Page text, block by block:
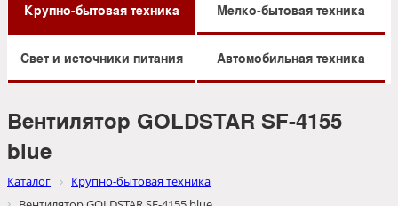
Крупно-бытовая техника Мелко-бытовая техника
Свет и источники питания Автомобильная техника
Вентилятор GOLDSTAR SF-4155
blue
Каталог
Крупно-бытовая техника